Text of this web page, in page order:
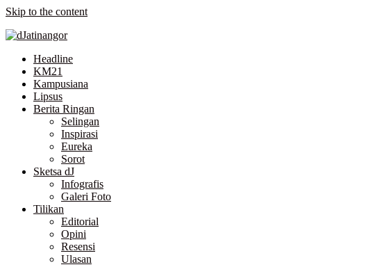
Skip to the content
Headline
KM21
Kampusiana
Lipsus
Berita Ringan
Selingan
Inspirasi
Eureka
Sorot
Sketsa dJ
Infografis
Galeri Foto
Tilikan
Editorial
Opini
Resensi
Ulasan